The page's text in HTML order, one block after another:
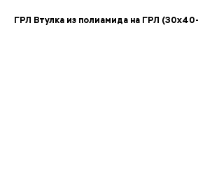
ГРЛ Втулка из полиамида на ГРЛ